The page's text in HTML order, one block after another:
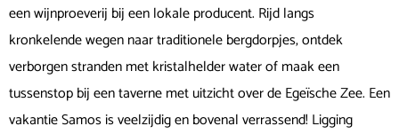
een wijnproeverij bij een lokale producent. Rijd langs
kronkelende wegen naar traditionele bergdorpjes, ontdek
verborgen stranden met kristalhelder water of maak een
tussenstop bij een taverne met uitzicht over de Egeïsche Zee. Een
vakantie Samos is veelzijdig en bovenal verrassend! Ligging